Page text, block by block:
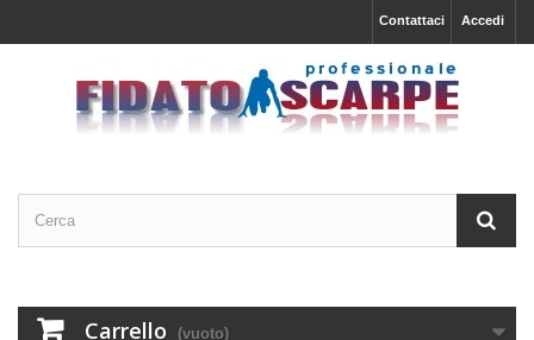
Accedi
Contattaci
Carrello (vuoto)